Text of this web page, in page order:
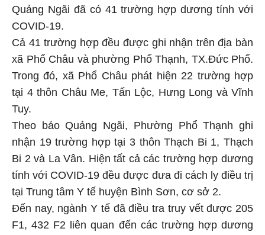
Quảng Ngãi đã có 41 trường hợp dương tính với
COVID-19.
Cả 41 trường hợp đều được ghi nhận trên địa bàn
xã Phổ Châu và phường Phổ Thạnh, TX.Đức Phổ.
Trong đó, xã Phổ Châu phát hiện 22 trường hợp
tại 4 thôn Châu Me, Tấn Lộc, Hưng Long và Vĩnh
Tuy.
Theo báo Quảng Ngãi, Phường Phổ Thạnh ghi
nhận 19 trường hợp tại 3 thôn Thạch Bi 1, Thạch
Bi 2 và La Vân. Hiện tất cả các trường hợp dương
tính với COVID-19 đều được đưa đi cách ly điều trị
tại Trung tâm Y tế huyện Bình Sơn, cơ sở 2.
Đến nay, ngành Y tế đã điều tra truy vết được 205
F1, 432 F2 liên quan đến các trường hợp dương